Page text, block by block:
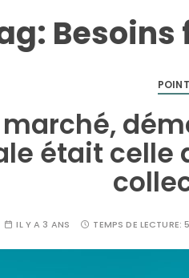
marché,
était celle
IL Y A 3 ANS TEMPS DE LECTURE: